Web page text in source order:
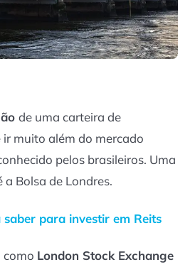
de uma carteira de
muito além do mercado
pelos brasileiros. Uma
Bolsa de Londres.
saber para investir em Reits
como London Stock Exchange